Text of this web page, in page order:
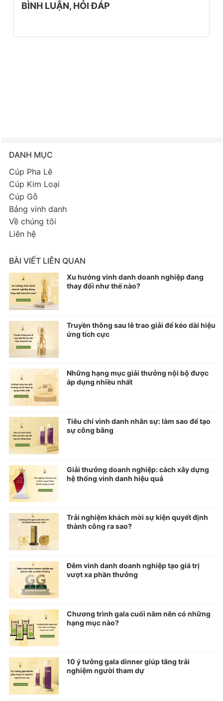
BÌNH LUẬN, HỎI ĐÁP
DANH MỤC
Cúp Pha Lê
Cúp Kim Loại
Cúp Gỗ
Bảng vinh danh
Về chúng tôi
Liên hệ
BÀI VIẾT LIÊN QUAN
Xu hướng vinh danh doanh nghiệp đang
thay đổi như thế nào?
Truyền thông sau lễ trao giải để kéo dài hiệu
ứng tích cực
Những hạng mục giải thưởng nội bộ được
áp dụng nhiều nhất
Tiêu chí vinh danh nhân sự: làm sao để tạo
sự công bằng
Giải thưởng doanh nghiệp: cách xây dựng
hệ thống vinh danh hiệu quả
Trải nghiệm khách mời sự kiện quyết định
thành công ra sao?
Đêm vinh danh doanh nghiệp tạo giá trị
vượt xa phần thưởng
Chương trình gala cuối năm nên có những
hạng mục nào?
10 ý tưởng gala dinner giúp tăng trải
nghiệm người tham dự